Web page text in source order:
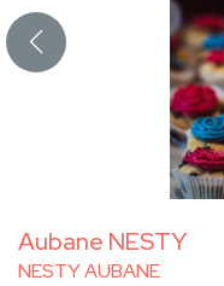
Aubane NESTY
NESTY AUBANE